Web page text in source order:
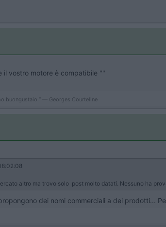
il vostro motore è compatibile ""
buongustaio.“ — Georges Courteline
altro ma trovo solo post molto datati. Nessuno ha
dei nomi commerciali a dei prodotti...